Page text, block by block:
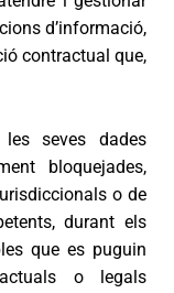
d’informació,
contractual que,
seves dades
bloquejades,
o de
durant els
que es puguin
o legals